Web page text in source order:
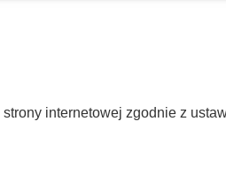
strony internetowej zgodnie z